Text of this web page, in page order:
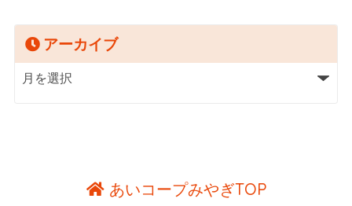
アーカイブ
あいコープみやぎTOP